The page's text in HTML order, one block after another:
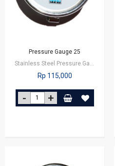
Pressure Gauge 25
Rp 115,000